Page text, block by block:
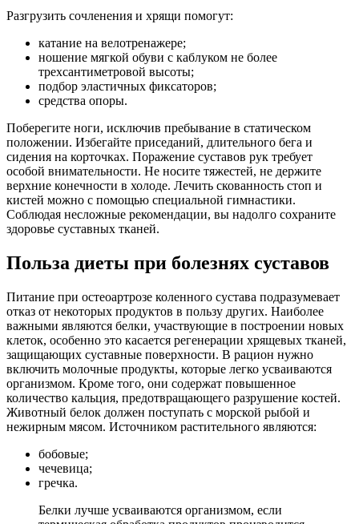
Разгрузить сочленения и хрящи помогут:
катание на велотренажере;
ношение мягкой обуви с каблуком не более
трехсантиметровой высоты;
подбор эластичных фиксаторов;
средства опоры.
Поберегите ноги, исключив пребывание в статическом
положении. Избегайте приседаний, длительного бега и
сидения на корточках. Поражение суставов рук требует
особой внимательности. Не носите тяжестей, не держите
верхние конечности в холоде. Лечить скованность стоп и
кистей можно с помощью специальной гимнастики.
Соблюдая несложные рекомендации, вы надолго сохраните
здоровье суставных тканей.
Польза диеты при болезнях суставов
Питание при остеоартрозе коленного сустава подразумевает
отказ от некоторых продуктов в пользу других. Наиболее
важными являются белки, участвующие в построении новых
клеток, особенно это касается регенерации хрящевых тканей,
защищающих суставные поверхности. В рацион нужно
включить молочные продукты, которые легко усваиваются
организмом. Кроме того, они содержат повышенное
количество кальция, предотвращающего разрушение костей.
Животный белок должен поступать с морской рыбой и
нежирным мясом. Источником растительного являются:
бобовые;
чечевица;
гречка.
Белки лучше усваиваются организмом, если